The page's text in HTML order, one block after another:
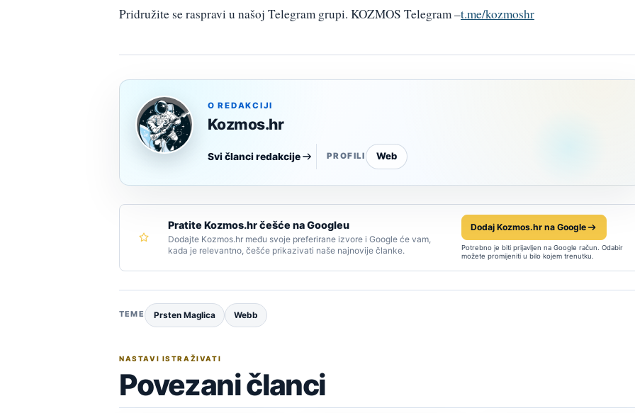
Pridružite se raspravi u našoj Telegram grupi. KOZMOS Telegram –t.me/kozmoshr
O REDAKCIJI
Kozmos.hr
Svi članci redakcije PROFILI Web
Pratite Kozmos.hr češće na Googleu
Dodajte Kozmos.hr među svoje preferirane izvore i Google će vam,
kada je relevantno, češće prikazivati naše najnovije članke.
Dodaj Kozmos.hr na Google
Potrebno je biti prijavljen na Google račun. Odabir
možete promijeniti u bilo kojem trenutku.
TEME Prsten Maglica Webb
NASTAVI ISTRAŽIVATI
Povezani članci